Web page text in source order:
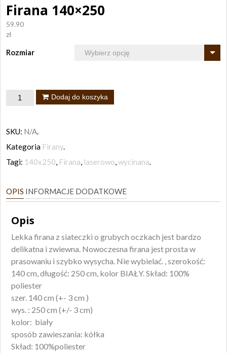
Firana 140×250
59.90
zł
Rozmiar
ilość
Dodaj do koszyka
SKU: N/A.
Kategoria Firany.
Tagi: 140x250, Firana, laserowo,wycinana.
OPIS INFORMACJE DODATKOWE
Opis
Lekka firana z siateczki o grubych oczkach jest bardzo
delikatna i zwiewna. Nowoczesna firana jest prosta w
prasowaniu i szybko wysycha. Nie wybielać. , szerokość:
140 cm, długość: 250 cm, kolor BIAŁY. Skład: 100%
poliester
szer. 140 cm (+- 3 cm )
wys. : 250 cm (+/- 3 cm)
kolor: biały
sposób zawieszania: kółka
Skład: 100%poliester